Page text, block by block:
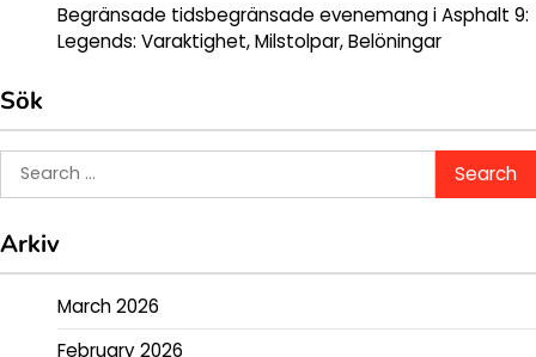
Begränsade tidsbegränsade evenemang i Asphalt 9:
Legends: Varaktighet, Milstolpar, Belöningar
Sök
Search
for:
Arkiv
March 2026
February 2026